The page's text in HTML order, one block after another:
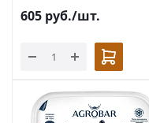
605 руб./шт.